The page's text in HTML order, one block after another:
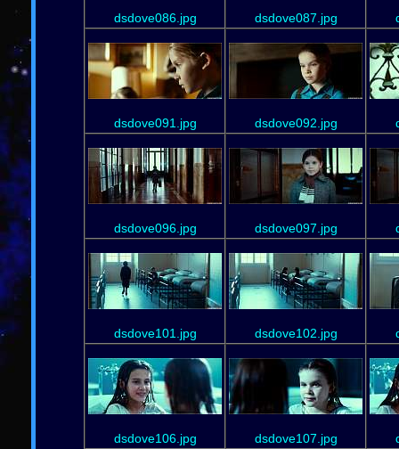
dsdove086.jpg dsdove087.jpg
dsdove091.jpg dsdove092.jpg
dsdove096.jpg dsdove097.jpg
dsdove101.jpg dsdove102.jpg
dsdove106.jpg dsdove107.jpg